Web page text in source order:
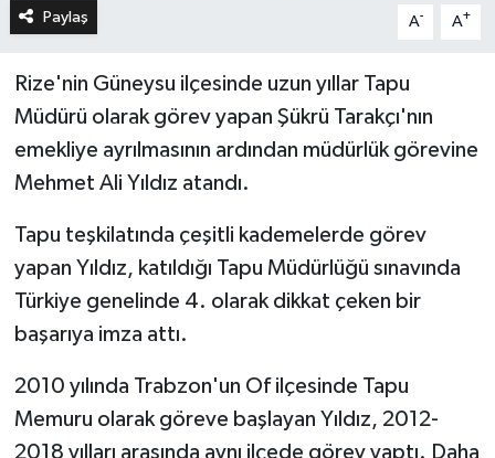
Paylaş A- A+
Rize'nin Güneysu ilçesinde uzun yıllar Tapu
Müdürü olarak görev yapan Şükrü Tarakçı'nın
emekliye ayrılmasının ardından müdürlük görevine
Mehmet Ali Yıldız atandı.
Tapu teşkilatında çeşitli kademelerde görev
yapan Yıldız, katıldığı Tapu Müdürlüğü sınavında
Türkiye genelinde 4. olarak dikkat çeken bir
başarıya imza attı.
2010 yılında Trabzon'un Of ilçesinde Tapu
Memuru olarak göreve başlayan Yıldız, 2012-
2018 yılları arasında aynı ilçede görev yaptı. Daha